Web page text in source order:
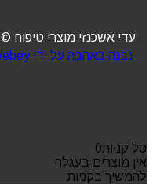
עדי אשכנזי מוצרי טיפוח ©2025 כל הזכויות שמורות
נבנה באהבה על ידי Omri Salhov & Webey
סל קניות0
אין מוצרים בעגלה
להמשיך בקניות